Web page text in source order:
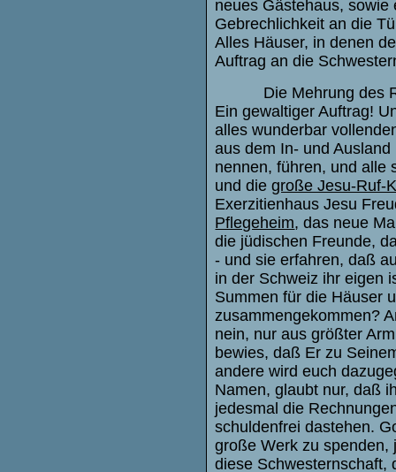
neues Gästehaus,
Gebrechlichkeit an die
Alles Häuser, in denen
Auftrag an die
Die Mehrung des
Ein gewaltiger Auftrag!
alles wunderbar
aus dem In- und
nennen, führen, und alle
und diegroße Jesu-Ruf-
Exerzitienhaus Jesu
Pflegeheim, das neue
die jüdischen Freunde,
- und sie erfahren, daß
in der Schweiz ihr eigen
Summen für die Häuser
zusammengekommen?
nein, nur aus größter
bewies, daß Er zu
andere wird euch
Namen, glaubt nur, daß
jedesmal die
schuldenfrei dastehen.
große Werk zu spenden,
diese Schwesternschaft,